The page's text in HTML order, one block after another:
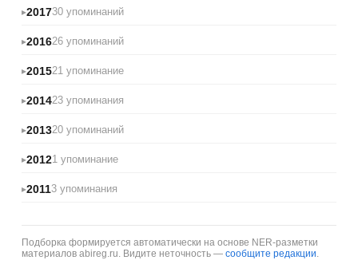
201730 упоминаний
201626 упоминаний
201521 упоминание
201423 упоминания
201320 упоминаний
20121 упоминание
20113 упоминания
Подборка формируется автоматически на основе NER-разметки
материалов abireg.ru. Видите неточность — сообщите редакции